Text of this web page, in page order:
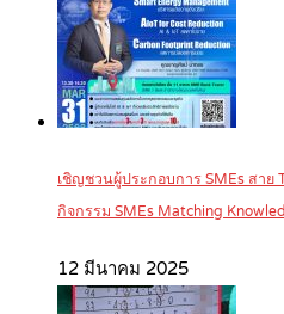
เชิญชวนผู้ประกอบการ SMEs สาย
กิจกรรม SMEs Matching
12 มีนาคม 2025